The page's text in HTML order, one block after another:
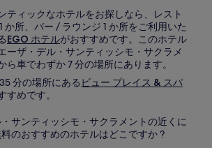
ティックなホテルをお探しなら、レスト
か所、バー / ラウンジ 1 か所をご利用いた
EGO ホテルがおすすめです。このホテル
ーザ・デル・サンティッシモ・サクラメ
ら車でわずか 7 分の場所にあります。
分の場所にある ビュー プレイス & スパ
すめです。
サンティッシモ・サクラメントの近くに
のおすすめのホテルはどこですか ?